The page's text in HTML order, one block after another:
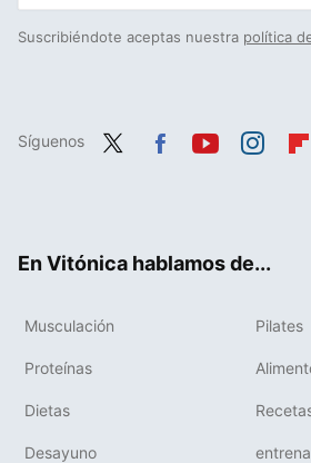
Suscribiéndote aceptas nuestra política
Síguenos
En Vitónica hablamos de...
Musculación Pilates
Proteínas
Dietas
Desayuno